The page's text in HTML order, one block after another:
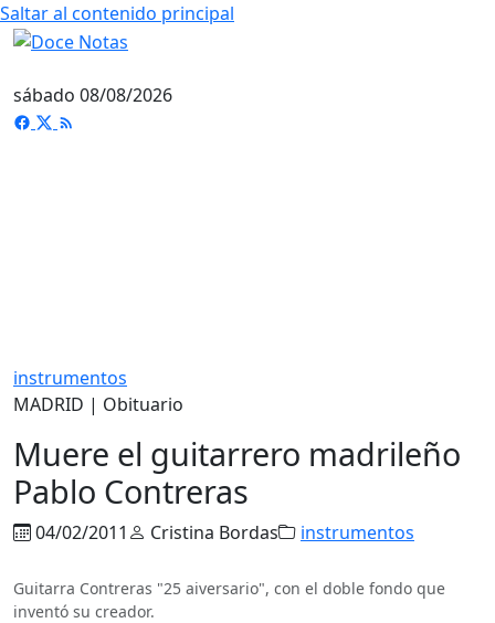
Saltar al contenido principal
sábado 08/08/2026
instrumentos
MADRID | Obituario
Muere el guitarrero madrileño
Pablo Contreras
04/02/2011 Cristina Bordas instrumentos
Guitarra Contreras "25 aiversario", con el doble fondo que
inventó su creador.